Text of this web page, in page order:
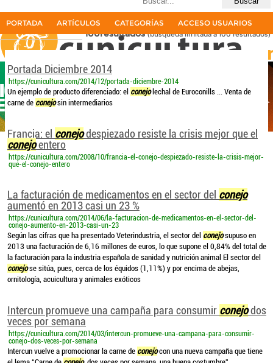
La primera revista del sector cunícola en español
PORTADA ARTÍCULOS CATEGORÍAS ACCESO USUARIOS
inyectar conejo
100resultados(búsqueda limitada a 100 resultados)
Portada Diciembre 2014
https://cunicultura.com/2014/12/portada-diciembre-2014
Un ejemplo de producto diferenciado: el conejolechal de Euroconills ... Venta de
carne de conejosin intermediarios
Francia: el conejodespiezado resiste la crisis mejor que el
conejoentero
https://cunicultura.com/2008/10/francia-el-conejo-despiezado-resiste-la-crisis-mejor-
que-el-conejo-entero
La facturación de medicamentos en el sector del conejo
aumentó en 2013 casi un 23 %
https://cunicultura.com/2014/06/la-facturacion-de-medicamentos-en-el-sector-del-
conejo-aumento-en-2013-casi-un-23
Según las cifras que ha presentado Veterindustria, el sector del conejosupuso en
2013 una facturación de 6,16 millones de euros, lo que supone el 0,84% del total de
la facturación para la industria española de sanidad y nutrición animal El sector del
conejose sitúa, pues, cerca de los équidos (1,11%) y por encima de abejas,
ornitología, acuicultura y animales exóticos
Intercun promueve una campaña para consumir conejodos
veces por semana
https://cunicultura.com/2014/03/intercun-promueve-una-campana-para-consumir-
conejo-dos-veces-por-semana
Intercun vuelve a promocionar la carne de conejocon una nueva campaña que tiene